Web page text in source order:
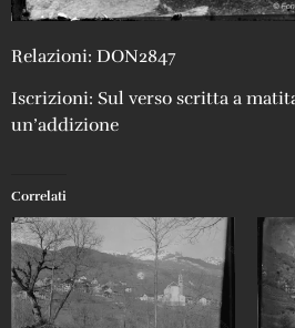
Relazioni: DON2847
Iscrizioni: Sul verso scritta a
un’addizione
Correlati